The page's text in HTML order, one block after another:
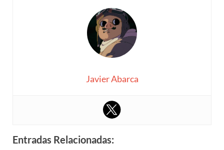
Javier Abarca
Entradas Relacionadas: